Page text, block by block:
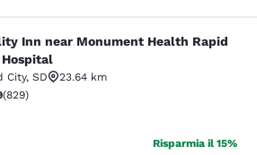
Monument Health
Inn near Monument Health Rapid
City, SD
23.64 km
di 3.92 stelle. Buono. 829 recensioni
(829)
Risparmia il 15%